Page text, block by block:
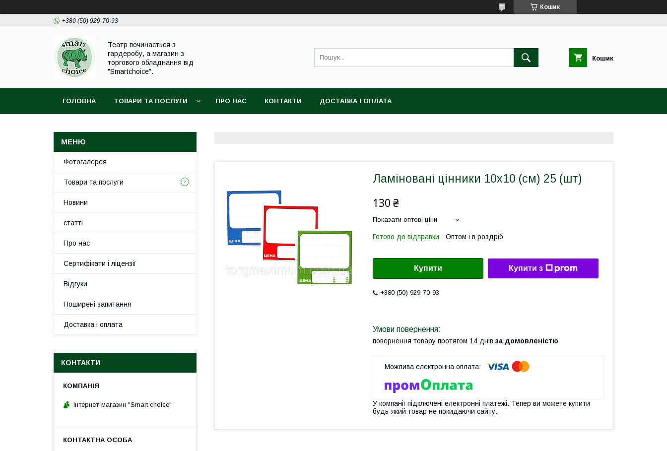
Кошик
+380 (50) 929-70-93
Театр починається з
гардеробу, а магазин з
торгового обладнання від
"Smartchoice".
Кошик
ГОЛОВНА ТОВАРИ ТА ПОСЛУГИ ПРО НАС КОНТАКТИ ДОСТАВКА І ОПЛАТА
Ламіновані цінники 10х10 (см) 25 (шт)
130 ₴
Показати оптові ціни
Готово до відправки Оптом і в роздріб
Купити Купити з
+380 (50) 929-70-93
повернення товару протягом 14 днів за домовленістю
У компанії підключені електронні платежі. Тепер ви можете купити
будь-який товар не покидаючи сайту.
Фотогалерея
Товари та послуги
Новини
статті
Про нас
Сертифікати і ліцензії
Відгуки
Поширені запитання
Доставка і оплата
КОНТАКТИ
Інтернет-магазин "Smart choice"